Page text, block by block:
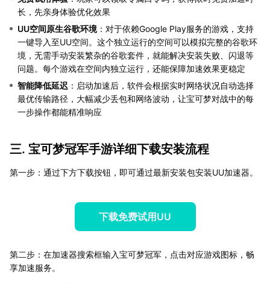
长，先亲身体验优化效果
UU空间原生谷歌环境：对于依赖Google Play服务的游戏，支持
一键导入至UU空间。这个独立运行的空间可以模拟完整的谷歌环
境，无需手动安装繁杂的谷歌套件，就能解决安装失败、闪退等
问题。每个游戏在空间内独立运行，还能保障加速效果更稳定
智能降低延迟 ：启动加速后，软件会根据实时网络状况自动选择
最优传输路径，大幅减少丢包和网络波动，让宝可梦对战中的每
一步操作都能精准响应
三. 宝可梦冠军手游详细下载安装流程
第一步：通过下方下载按钮，即可通过最新安装包安装UU加速器。
下载免费试用UU
第二步：在加速器搜索框输入宝可梦冠军，点击对应游戏图标，畅
享加速服务。